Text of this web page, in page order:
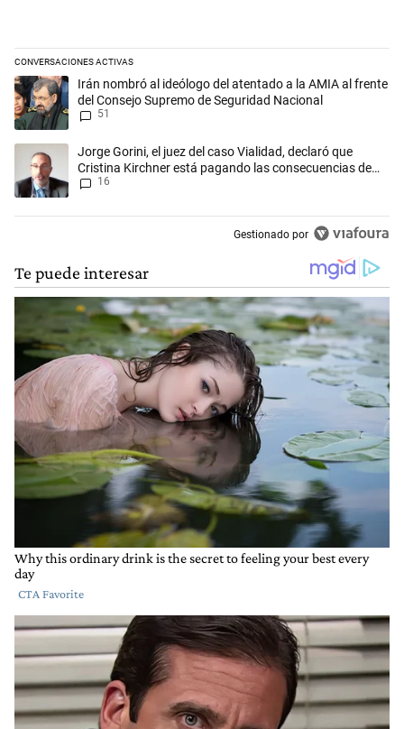
CONVERSACIONES ACTIVAS
Este listado muestra los artículos con más comentarios en los
Un artículo de tendencia con el título "Irán nombró al ideólogo del
Irán nombró al ideólogo del atentado a la AMIA al frente
del Consejo Supremo de Seguridad Nacional
51
Un artículo de tendencia con el título "Jorge Gorini, el juez del caso
Jorge Gorini, el juez del caso Vialidad, declaró que
Cristina Kirchner está pagando las consecuencias de
cometer "un delito comprobado"
16
Gestionado por